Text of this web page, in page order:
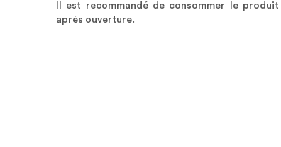
Il est recommandé de consommer le
après ouverture.